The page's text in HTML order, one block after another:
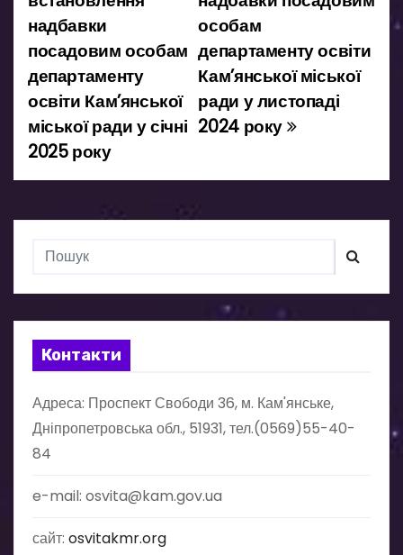
г
а
ц
і
я
з
п
и
с
і
в
особам
департаменту освіти
Кам’янської міської
ради у листопаді
2024 року
надбавки
посадовим особам
департаменту
освіти Кам’янської
міської ради у січні
2025 року
Контакти
Адреса: Проспект Свободи 36, м. Кам'янське,
Дніпропетровська обл., 51931, тел.(0569)55-40-
84
e-mail: osvita@kam.gov.ua
сайт: osvitakmr.org